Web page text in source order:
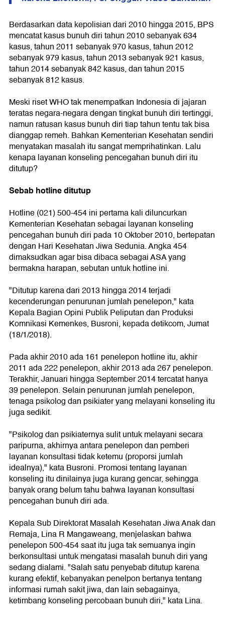
Berdasarkan data kepolisian dari 2010 hingga 2015, BPS
mencatat kasus bunuh diri tahun 2010 sebanyak 634
kasus, tahun 2011 sebanyak 970 kasus, tahun 2012
sebanyak 979 kasus, tahun 2013 sebanyak 921 kasus,
tahun 2014 sebanyak 842 kasus, dan tahun 2015
sebanyak 812 kasus.
Meski riset WHO tak menempatkan Indonesia di jajaran
teratas negara-negara dengan tingkat bunuh diri tertinggi,
namun ratusan kasus bunuh diri tiap tahun tentu tak bisa
dianggap remeh. Bahkan Kementerian Kesehatan sendiri
menyatakan masalah itu sangat memprihatinkan. Lalu
kenapa layanan konseling pencegahan bunuh diri itu
ditutup?
Sebab hotline ditutup
Hotline (021) 500-454 ini pertama kali diluncurkan
Kementerian Kesehatan sebagai layanan konseling
pencegahan bunuh diri pada 10 Oktober 2010, bertepatan
dengan Hari Kesehatan Jiwa Sedunia. Angka 454
dimaksudkan agar bisa dibaca sebagai ASA yang
bermakna harapan, sebutan untuk hotline ini.
"Ditutup karena dari 2013 hingga 2014 terjadi
kecenderungan penurunan jumlah penelepon," kata
Kepala Bagian Opini Publik Peliputan dan Produksi
Komnikasi Kemenkes, Busroni, kepada detikcom, Jumat
(18/1/2018).
Pada akhir 2010 ada 161 penelepon hotline itu, akhir
2011 ada 222 penelepon, akhir 2013 ada 267 penelepon.
Terakhir, Januari hingga September 2014 tercatat hanya
39 penelepon. Selain penurunan jumlah penelepon,
tenaga psikolog dan psikiater yang melayani konseling itu
juga sedikit.
"Psikolog dan psikiaternya sulit untuk melayani secara
paripurna, akhirnya antara penelepon dan pemberi
layanan konsultasi tidak ketemu (proporsi jumlah
idealnya)," kata Busroni. Promosi tentang layanan
konseling itu dinilainya juga kurang gencar, sehingga
banyak orang belum tahu bahwa layanan konsultasi
pencegahan bunuh diri ada.
Kepala Sub Direktorat Masalah Kesehatan Jiwa Anak dan
Remaja, Lina R Mangaweang, menjelaskan bahwa
penelepon 500-454 saat itu juga tak semuanya ingin
berkonsultasi untuk mengatasi masalah bunuh diri yang
sedang dialami. "Salah satu penyebab ditutup karena
kurang efektif, kebanyakan penelpon bertanya tentang
informasi rumah sakit jiwa, dan lain sebagainya,
ketimbang konseling percobaan bunuh diri," kata Lina.